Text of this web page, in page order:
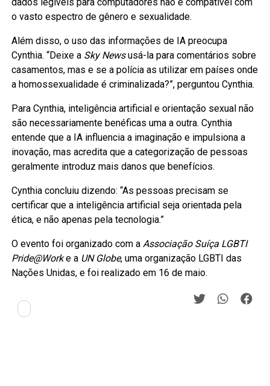
o vasto espectro de gênero e sexualidade.
Além disso, o uso das informações de IA preocupa
Cynthia. “Deixe a Sky Newsusá-la para comentários sobre
casamentos, mas e se a polícia as utilizar em países onde
a homossexualidade é criminalizada?”, perguntou Cynthia.
Para Cynthia, inteligência artificial e orientação sexual não
são necessariamente benéficas uma a outra. Cynthia
entende que a IA influencia a imaginação e impulsiona a
inovação, mas acredita que a categorização de pessoas
geralmente introduz mais danos que benefícios.
Cynthia concluiu dizendo: “As pessoas precisam se
certificar que a inteligência artificial seja orientada pela
ética, e não apenas pela tecnologia.”
O evento foi organizado com aAssociação Suíça LGBTI
Pride@Worke a UN Globe, uma organização LGBTI das
Nações Unidas, e foi realizado em 16 de maio.